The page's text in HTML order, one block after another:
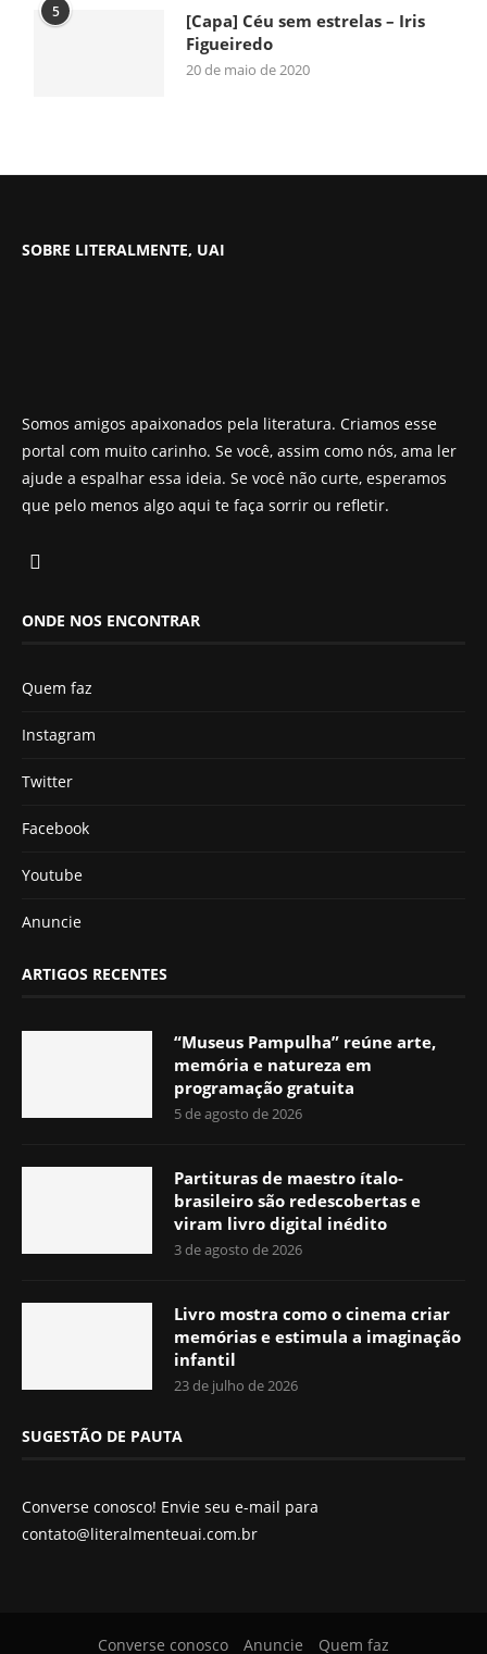
5
[Capa] Céu sem estrelas – Iris
Figueiredo
20 de maio de 2020
SOBRE LITERALMENTE, UAI
Somos amigos apaixonados pela literatura. Criamos esse
portal com muito carinho. Se você, assim como nós, ama ler
ajude a espalhar essa ideia. Se você não curte, esperamos
que pelo menos algo aqui te faça sorrir ou refletir.
ONDE NOS ENCONTRAR
Quem faz
Instagram
Twitter
Facebook
Youtube
Anuncie
ARTIGOS RECENTES
“Museus Pampulha” reúne arte,
memória e natureza em
programação gratuita
5 de agosto de 2026
Partituras de maestro ítalo-
brasileiro são redescobertas e
viram livro digital inédito
3 de agosto de 2026
Livro mostra como o cinema criar
memórias e estimula a imaginação
infantil
23 de julho de 2026
SUGESTÃO DE PAUTA
Converse conosco! Envie seu e-mail para
contato@literalmenteuai.com.br
Converse conosco Anuncie Quem faz